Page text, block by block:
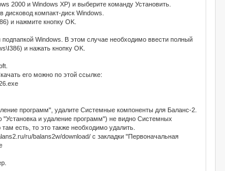
2000 и Windows XP) и выберите команду Установить.
дисковод компакт-диск Windows.
и нажмите кнопку OK.
Windows. В этом случае необходимо ввести полный
и нажать кнопку OK.
его можно по этой ссылке:
программ", удалите Системные компоненты для Баланс-2.
и удаление программ") не видно Системных
есть, то это также необходимо удалить.
ru/balans2w/download/ с закладки "Первоначальная